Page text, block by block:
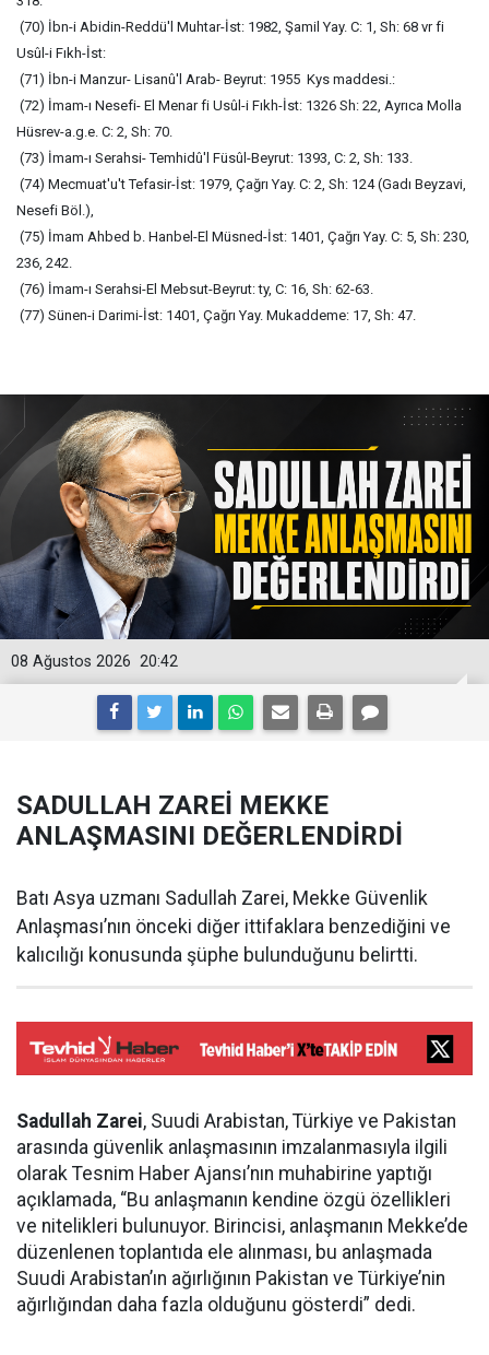
(70) İbn-i Abidin-Reddü'l Muhtar-İst: 1982, Şamil Yay. C: 1, Sh: 68 vr fi
Usûl-i Fıkh-İst:
(71) İbn-i Manzur- Lisanû'l Arab- Beyrut: 1955 Kys maddesi.:
(72) İmam-ı Nesefi- El Menar fi Usûl-i Fıkh-İst: 1326 Sh: 22, Ayrıca Molla
Hüsrev-a.g.e. C: 2, Sh: 70.
(73) İmam-ı Serahsi- Temhidû'l Füsûl-Beyrut: 1393, C: 2, Sh: 133.
(74) Mecmuat'u't Tefasir-İst: 1979, Çağrı Yay. C: 2, Sh: 124 (Gadı Beyzavi,
Nesefi Böl.),
(75) İmam Ahbed b. Hanbel-El Müsned-İst: 1401, Çağrı Yay. C: 5, Sh: 230,
236, 242.
(76) İmam-ı Serahsi-El Mebsut-Beyrut: ty, C: 16, Sh: 62-63.
(77) Sünen-i Darimi-İst: 1401, Çağrı Yay. Mukaddeme: 17, Sh: 47.
20:42
08 Ağustos 2026
SADULLAH ZAREİ MEKKE
ANLAŞMASINI DEĞERLENDİRDİ
Batı Asya uzmanı Sadullah Zarei, Mekke Güvenlik
Anlaşması’nın önceki diğer ittifaklara benzediğini ve
kalıcılığı konusunda şüphe bulunduğunu belirtti.
Sadullah Zarei, Suudi Arabistan, Türkiye ve Pakistan
arasında güvenlik anlaşmasının imzalanmasıyla ilgili
olarak Tesnim Haber Ajansı’nın muhabirine yaptığı
açıklamada, “Bu anlaşmanın kendine özgü özellikleri
ve nitelikleri bulunuyor. Birincisi, anlaşmanın Mekke’de
düzenlenen toplantıda ele alınması, bu anlaşmada
Suudi Arabistan’ın ağırlığının Pakistan ve Türkiye’nin
ağırlığından daha fazla olduğunu gösterdi” dedi.